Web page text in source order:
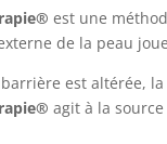
est une
de la peau
est altérée,
agit à la